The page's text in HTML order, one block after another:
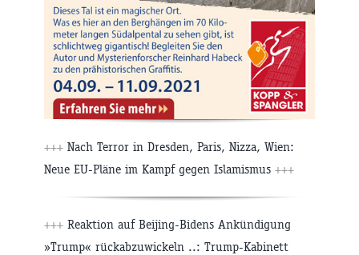
+++ Nach Terror in Dresden, Paris, Nizza, Wien:
Neue EU-Pläne im Kampf gegen Islamismus +++
+++ Reaktion auf Beijing-Bidens Ankündigung
»Trump« rückabzuwickeln ..: Trump-Kabinett